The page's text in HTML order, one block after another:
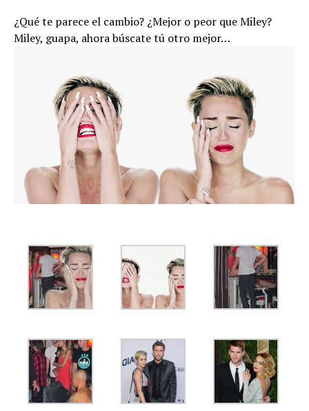
¿Qué te parece el cambio? ¿Mejor o peor que Miley?
Miley, guapa, ahora búscate tú otro mejor…